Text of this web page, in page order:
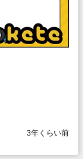
3年くらい前